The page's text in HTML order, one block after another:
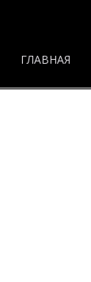
ГЛАВНАЯ